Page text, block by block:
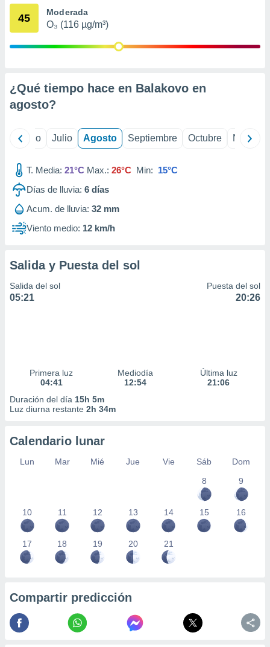
e
publicidad
1199
45 Moderada
O₃ (116 µg/m³)
¿Qué tiempo hace en Balakovo en
agosto?
Junio Julio Agosto Septiembre Octubre
T. Media: 21°C Max.: 26°C Min: 15°C
Días de lluvia: 6 días
Acum. de lluvia: 32 mm
Viento medio: 12 km/h
Salida y Puesta del sol
Salida del sol
05:21
Puesta del sol
20:26
Primera luz
04:41
Mediodía
12:54
Última luz
21:06
Duración del día 15h 5m
Luz diurna restante 2h 34m
Calendario lunar
Lun Mar Mié Jue Vie Sáb
Dom
8
9
10 11 12 13 14 15 16
17 18 19 20 21
Compartir predicción